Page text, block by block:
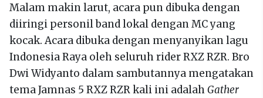
Malam makin larut, acara pun dibuka dengan
diiringi personil band lokal dengan MC yang
kocak. Acara dibuka dengan menyanyikan lagu
Indonesia Raya oleh seluruh rider RXZ RZR. Bro
Dwi Widyanto dalam sambutannya mengatakan
tema Jamnas 5 RXZ RZR kali ini adalahGather